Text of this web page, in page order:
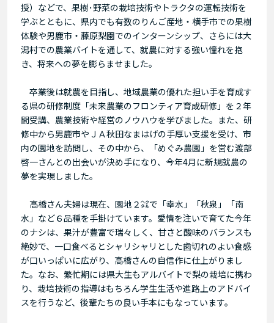
授）などで、果樹･野菜の栽培技術やトラクタの運転技術を
学ぶとともに、県内でも有数のりんご産地・横手市での果樹
体験や男鹿市・藤原梨園でのインターンシップ、さらには大
潟村での農業バイトを通して、就農に対する強い憧れを抱
き、将来への夢を膨らませました。
卒業後は就農を目指し、地域農業の優れた担い手を育成す
る県の研修制度「未来農業のフロンティア育成研修」を２年
間受講、農業技術や経営のノウハウを学びました。また、研
修中から男鹿市やＪＡ秋田なまはげの手厚い支援を受け、市
内の園地を訪問し、その中から、「めぐみ農園」を営む渡部
啓一さんとの出会いが決め手になり、今年4月に新規就農の
夢を実現しました。
高橋さん夫婦は現在、園地２㌶で「幸水」「秋泉」「南
水」など６品種を手掛けています。愛情を注いで育てた今年
のナシは、果汁が豊富で瑞々しく、甘さと酸味のバランスも
絶妙で、一口食べるとシャリシャリとした歯切れのよい食感
が口いっぱいに広がり、高橋さんの自信作に仕上がりまし
た。なお、繁忙期には県大生もアルバイトで梨の栽培に携わ
り、栽培技術の指導はもちろん学生生活や進路上のアドバイ
スを行うなど、後輩たちの良い手本にもなっています。